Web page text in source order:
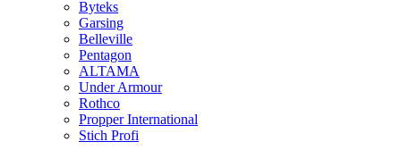
Byteks
Garsing
Belleville
Pentagon
ALTAMA
Under Armour
Rothco
Propper International
Stich Profi